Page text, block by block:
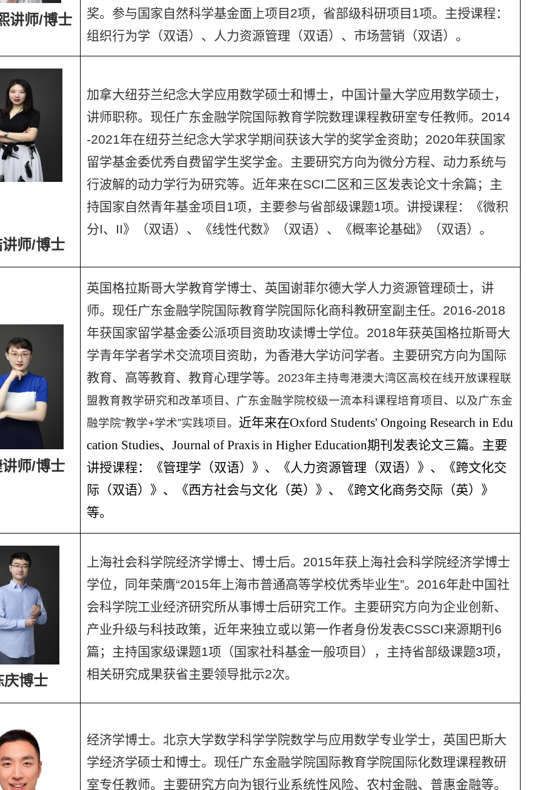
讲师/博士
奖。参与国家自然科学基金面上项目2项，省部级科研项目1项。主授课程：
组织行为学（双语）、人力资源管理（双语）、市场营销（双语）。
师/博士
加拿大纽芬兰纪念大学应用数学硕士和博士，中国计量大学应用数学硕士，
讲师职称。现任广东金融学院国际教育学院数理课程教研室专任教师。2014
-2021年在纽芬兰纪念大学求学期间获该大学的奖学金资助；2020年获国家
留学基金委优秀自费留学生奖学金。主要研究方向为微分方程、动力系统与
行波解的动力学行为研究等。近年来在SCI二区和三区发表论文十余篇；主
持国家自然青年基金项目1项，主要参与省部级课题1项。讲授课程：《微积
分I、II》（双语）、《线性代数》（双语）、《概率论基础》（双语）。
师/博士
英国格拉斯哥大学教育学博士、英国谢菲尔德大学人力资源管理硕士，讲
师。现任广东金融学院国际教育学院国际化商科教研室副主任。2016-2018
年获国家留学基金委公派项目资助攻读博士学位。2018年获英国格拉斯哥大
学青年学者学术交流项目资助，为香港大学访问学者。主要研究方向为国际
教育、高等教育、教育心理学等。 2023年主持粤港澳大湾区高校在线开放课程联
盟教育教学研究和改革项目、广东金融学院校级一流本科课程培育项目、以及广东金
融学院“教学+学术”实践项目。 近年来在Oxford Students' Ongoing Research in Edu
cation Studies、Journal of Praxis in Higher Education期刊发表论文三篇。主要
讲授课程：《管理学（双语）》、《人力资源管理（双语）》、《跨文化交
际（双语）》、《西方社会与文化（英）》、《跨文化商务交际（英）》
等。
庆博士
上海社会科学院经济学博士、博士后。2015年获上海社会科学院经济学博士
学位，同年荣膺“2015年上海市普通高等学校优秀毕业生”。2016年赴中国社
会科学院工业经济研究所从事博士后研究工作。主要研究方向为企业创新、
产业升级与科技政策，近年来独立或以第一作者身份发表CSSCI来源期刊6
篇；主持国家级课题1项（国家社科基金一般项目），主持省部级课题3项，
相关研究成果获省主要领导批示2次。
经济学博士。北京大学数学科学学院数学与应用数学专业学士，英国巴斯大
学经济学硕士和博士。现任广东金融学院国际教育学院国际化数理课程教研
室专任教师。主要研究方向为银行业系统性风险、农村金融、普惠金融等。